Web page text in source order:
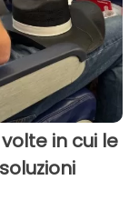
in cui le